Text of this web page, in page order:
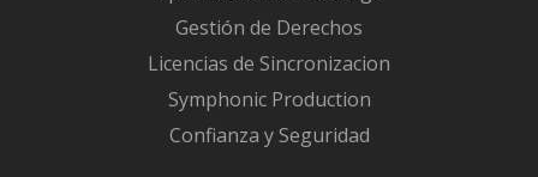
Gestión de Derechos
Licencias de Sincronizacion
Symphonic Production
Confianza y Seguridad